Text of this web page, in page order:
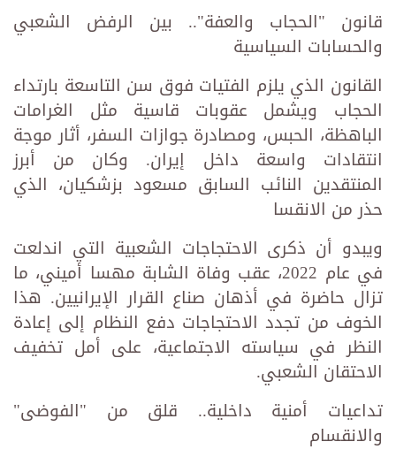
قانون "الحجاب والعفة".. بين الرفض الشعبي
والحسابات السياسية
القانون الذي يلزم الفتيات فوق سن التاسعة بارتداء
الحجاب ويشمل عقوبات قاسية مثل الغرامات
الباهظة، الحبس، ومصادرة جوازات السفر، أثار موجة
انتقادات واسعة داخل إيران. وكان من أبرز
المنتقدين النائب السابق مسعود بزشكيان، الذي
حذر من الانقسا
ويبدو أن ذكرى الاحتجاجات الشعبية التي اندلعت
في عام 2022، عقب وفاة الشابة مهسا أميني، ما
تزال حاضرة في أذهان صناع القرار الإيرانيين. هذا
الخوف من تجدد الاحتجاجات دفع النظام إلى إعادة
النظر في سياسته الاجتماعية، على أمل تخفيف
الاحتقان الشعبي.
تداعيات أمنية داخلية.. قلق من "الفوضى"
والانقسام